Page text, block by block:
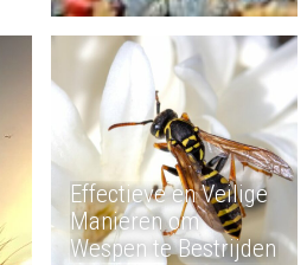
Effectieve en Veilige
Manieren om
Wespen te Bestrijden